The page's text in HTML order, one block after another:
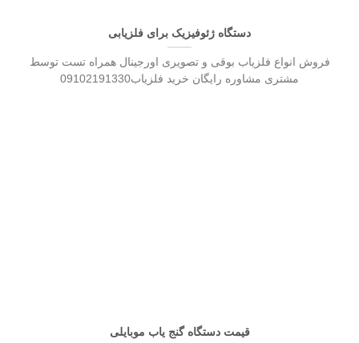
دستگاه ژئوفیزیک برای فلزیابی
فروش انواع فلزیاب بوقی و تصویری اورجینال همراه تست توسط
مشتری مشاوره رایگان خرید فلزیاب09102191330
قیمت دستگاه گنج یاب موبایلی